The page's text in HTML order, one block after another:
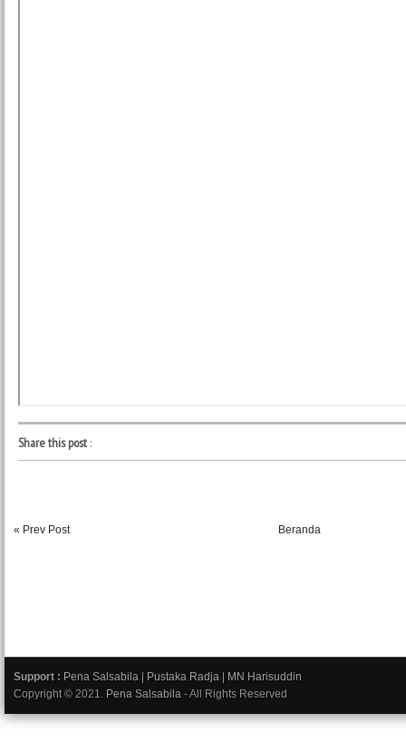
Share this post:
« Prev Post Beranda
Support : Pena Salsabila Pustaka Radja
MN Harisuddin
Copyright © 2021. Pena Salsabila - All Rights Reserved